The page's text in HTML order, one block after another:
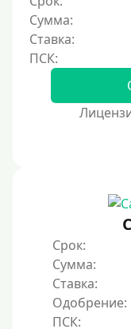
500 руб
1000 руб
1500 руб
2000 руб
7000 руб
8000 руб
9000 руб
Сумма:
Ставка:
Срок:
Сумма:
Ставка:
Одобрение: